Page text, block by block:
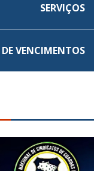
SERVIÇOS
DE VENCIMENTOS